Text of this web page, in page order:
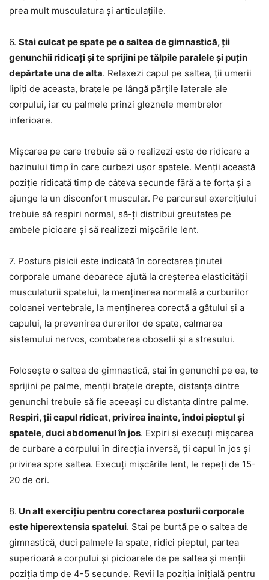
prea mult musculatura și articulațiile.
6. Stai culcat pe spate pe o saltea de gimnastică, ții
genunchii ridicați și te sprijini pe tălpile paralele și puțin
depărtate una de alta. Relaxezi capul pe saltea, ții umerii
lipiți de aceasta, brațele pe lângă părțile laterale ale
corpului, iar cu palmele prinzi gleznele membrelor
inferioare.
Mișcarea pe care trebuie să o realizezi este de ridicare a
bazinului timp în care curbezi ușor spatele. Menții această
poziție ridicată timp de câteva secunde fără a te forța și a
ajunge la un disconfort muscular. Pe parcursul exercițiului
trebuie să respiri normal, să-ți distribui greutatea pe
ambele picioare și să realizezi mișcările lent.
7. Postura pisicii este indicată în corectarea ținutei
corporale umane deoarece ajută la creșterea elasticității
musculaturii spatelui, la menținerea normală a curburilor
coloanei vertebrale, la menținerea corectă a gâtului și a
capului, la prevenirea durerilor de spate, calmarea
sistemului nervos, combaterea oboselii și a stresului.
Folosește o saltea de gimnastică, stai în genunchi pe ea, te
sprijini pe palme, menții brațele drepte, distanța dintre
genunchi trebuie să fie aceeași cu distanța dintre palme.
Respiri, ții capul ridicat, privirea înainte, îndoi pieptul și
spatele, duci abdomenul în jos. Expiri și execuți mișcarea
de curbare a corpului în direcția inversă, ții capul în jos și
privirea spre saltea. Execuți mișcările lent, le repeți de 15-
20 de ori.
8. Un alt exercițiu pentru corectarea posturii corporale
este hiperextensia spatelui. Stai pe burtă pe o saltea de
gimnastică, duci palmele la spate, ridici pieptul, partea
superioară a corpului și picioarele de pe saltea și menții
poziția timp de 4-5 secunde. Revii la poziția inițială pentru